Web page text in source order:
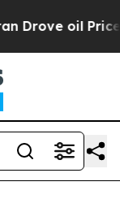
oil Prices